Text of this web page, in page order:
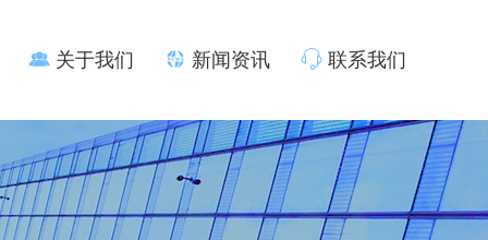
关于我们 新闻资讯 联系我们